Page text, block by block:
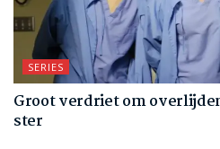
SERIES
Groot verdriet om
ster